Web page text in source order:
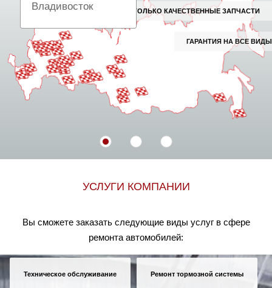
Владивосток
Вологда
Екатеринбург
Казань
Москва и Московская область
ТОЛЬКО КАЧЕСТВЕННЫЕ ЗАПЧАСТИ
ГАРАНТИЯ НА ВСЕ ВИДЫ РАБОТ И ЗАПЧАСТЕЙ
УСЛУГИ КОМПАНИИ
Вы сможете заказать следующие виды услуг в сфере
ремонта автомобилей:
Техническое обслуживание Ремонт тормозной системы